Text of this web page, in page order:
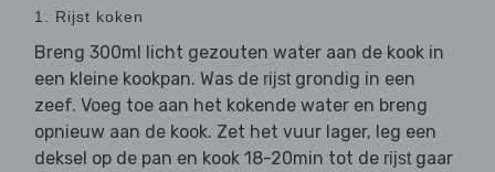
1. Rijst koken
Breng 300ml licht gezouten water aan de kook in
een kleine kookpan. Was de rijst grondig in een
zeef. Voeg toe aan het kokende water en breng
opnieuw aan de kook. Zet het vuur lager, leg een
deksel op de pan en kook 18-20min tot de rijst gaar